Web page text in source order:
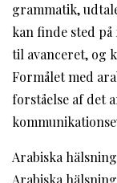
grammatik,
kan finde sted
til avanceret, og
Formålet med
forståelse af det
Arabiska
Arabiska